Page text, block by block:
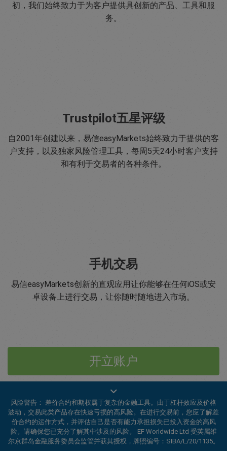
初，我们始终致力于为客户提供具创新的产品、工具和服
务。
Trustpilot五星评级
自2001年创建以来，易信easyMarkets始终致力于提供的客
户支持，以及独家风险管理工具，每周5天24小时客户支持
和有利于交易者的各种条件。
手机交易
易信easyMarkets创新的直观应用让你能够在任何iOS或安
卓设备上进行交易，让你随时随地进入市场。
开立账户
风险警告： 差价合约和期权属于复杂的金融工具。由于杠杆效应及价格
波动，交易此类产品存在快速亏损的高风险。在进行交易前，您应了解差
价合约的运作方式，并评估自己是否有能力承担损失已投入资金的高风
险。请确保您已充分了解其中涉及的风险。 EF Worldwide Ltd 受英属维
尔京群岛金融服务委员会监管并获其授权，牌照编号：SIBA/L/20/1135。